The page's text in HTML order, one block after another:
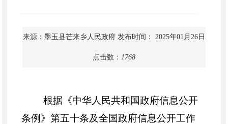
来源：墨玉县芒来乡人民政府 发布时间： 2025年01月26日
点击数： 1768
根据《中华人民共和国政府信息公开
条例》第五十条及全国政府信息公开工作